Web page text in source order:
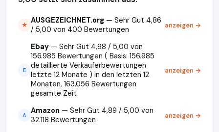
★ AUSGEZEICHNET.org — Sehr Gut 4,86
/ 5,00 von 400 Bewertungen
anzeigen →
E
Ebay — Sehr Gut 4,98 / 5,00 von
156.985 Bewertungen ( Basis: 156.985
detaillierte Verkäuferbewertungen
letzte 12 Monate ) in den letzten 12
Monaten, 163.056 Bewertungen
gesamte Zeit
anzeigen →
A Amazon — Sehr Gut 4,89 / 5,00 von
32.118 Bewertungen
anzeigen →